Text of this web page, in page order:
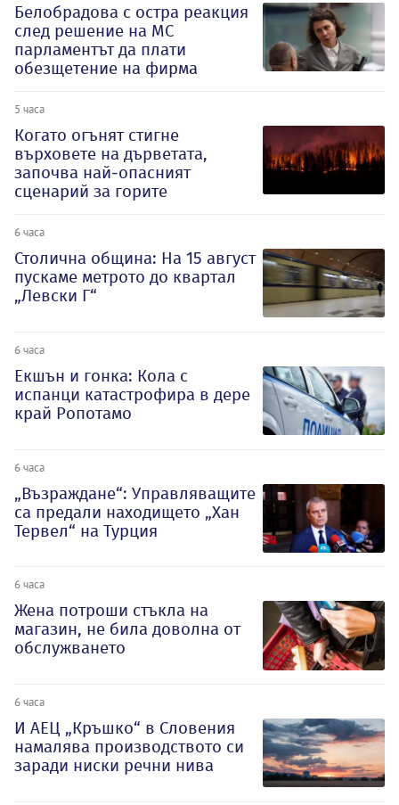
Белобрадова с остра реакция
след решение на МС
парламентът да плати
обезщетение на фирма
5 часа
Когато огънят стигне
върховете на дърветата,
започва най-опасният
сценарий за горите
6 часа
Столична община: На 15 август
пускаме метрото до квартал
„Левски Г“
6 часа
Екшън и гонка: Кола с
испанци катастрофира в дере
край Ропотамо
6 часа
„Възраждане“: Управляващите
са предали находището „Хан
Тервел“ на Турция
6 часа
Жена потроши стъкла на
магазин, не била доволна от
обслужването
6 часа
И АЕЦ „Кръшко“ в Словения
намалява производството си
заради ниски речни нива